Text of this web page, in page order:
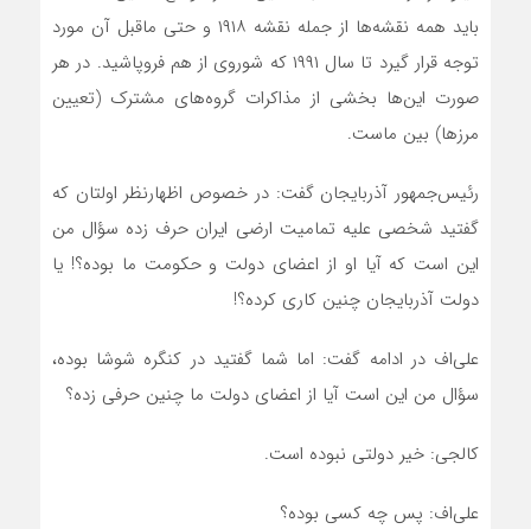
باید همه نقشه‌ها از جمله نقشه ۱۹۱۸ و حتی ماقبل آن مورد
توجه قرار گیرد تا سال ۱۹۹۱ که شوروی از هم فروپاشید. در هر
صورت این‌ها بخشی از مذاکرات گروه‌های مشترک (تعیین
مرزها) بین ماست.
رئیس‌جمهور آذربایجان گفت: در خصوص اظهارنظر اولتان که
گفتید شخصی علیه تمامیت ارضی ایران حرف زده سؤال من
این است که آیا او از اعضای دولت و حکومت ما بوده؟! یا
دولت آذربایجان چنین کاری کرده؟!
علی‌اف در ادامه گفت: اما شما گفتید در کنگره شوشا بوده،
سؤال من این است آیا از اعضای دولت ما چنین حرفی زده؟
کالجی: خیر دولتی نبوده است.
علی‌اف: پس چه کسی بوده؟